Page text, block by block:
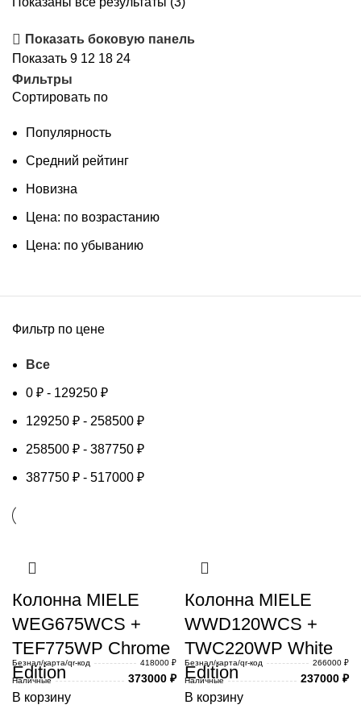
популярности
Показать боковую панель
Показать 9 12 18 24
Фильтры
Сортировать по
Популярность
Средний рейтинг
Новизна
Цена: по возрастанию
Цена: по убыванию
Фильтр по цене
Все
0 ₽ - 129250 ₽
129250 ₽ - 258500 ₽
258500 ₽ - 387750 ₽
387750 ₽ - 517000 ₽
Колонна MIELE
WEG675WCS +
TEF775WP Chrome
Edition
Безнал/карта/qr-код
418000 ₽
Наличные
373000 ₽
В корзину
Колонна MIELE
WWD120WCS +
TWC220WP White
Edition
Безнал/карта/qr-код
266000 ₽
Наличные
237000 ₽
В корзину